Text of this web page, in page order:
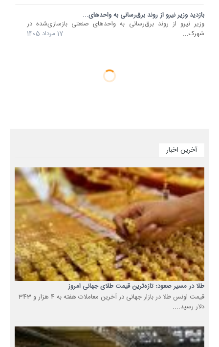
بازدید وزیر نیرو از روند برق‌رسانی به واحدهای...
وزیر نیرو از روند برق‌رسانی به واحدهای صنعتی بازسازی‌شده در
شهرک...
17 مرداد 1405
آخرین اخبار
طلا در مسیر صعود؛ تازه‌ترین قیمت طلای جهانی امروز
قیمت اونس طلا در بازار جهانی در آخرین معاملات هفته به 4 هزار و 343
دلار رسید....